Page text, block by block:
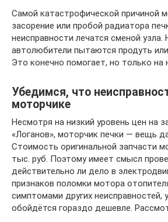
Самой катастрофической причиной
засорение или пробой радиатора
неисправности лечатся сменой узла.
автолюбители пытаются продуть
Это конечно помогает, но только на
Убедимся, что
моторчике
Несмотря на низкий уровень цен на
«Логанов», моторчик печки — вещь
Стоимость оригинальной запчасти
тыс. руб. Поэтому имеет смысл
действительно ли дело в
признаков поломки мотора
симптомами других неисправностей,
обойдётся гораздо дешевле.